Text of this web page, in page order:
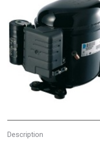
Description